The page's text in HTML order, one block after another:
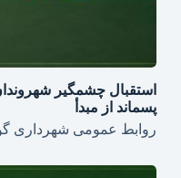
استقبال چشمگیر
پسماند از مبدأ
روابط عمومی شهرداری